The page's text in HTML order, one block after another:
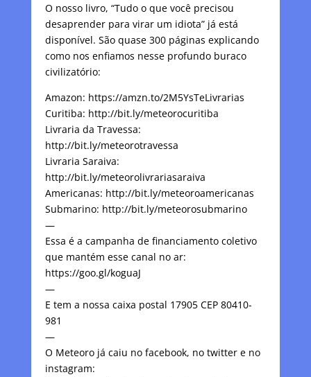
O nosso livro, “Tudo o que você precisou
desaprender para virar um idiota” já está
disponível. São quase 300 páginas explicando
como nos enfiamos nesse profundo buraco
civilizatório:
Amazon: https://amzn.to/2M5YsTeLivrarias
Curitiba: http://bit.ly/meteorocuritiba
Livraria da Travessa:
http://bit.ly/meteorotravessa
Livraria Saraiva:
http://bit.ly/meteorolivrariasaraiva
Americanas: http://bit.ly/meteoroamericanas
Submarino: http://bit.ly/meteorosubmarino
—
Essa é a campanha de financiamento coletivo
que mantém esse canal no ar:
https://goo.gl/koguaJ
—
E tem a nossa caixa postal 17905 CEP 80410-
981
—
O Meteoro já caiu no facebook, no twitter e no
instagram: